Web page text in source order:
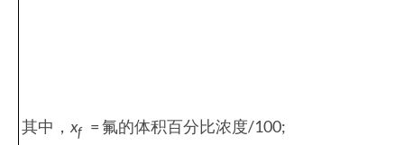
其中， xf= 氟的体积百分比浓度/100;